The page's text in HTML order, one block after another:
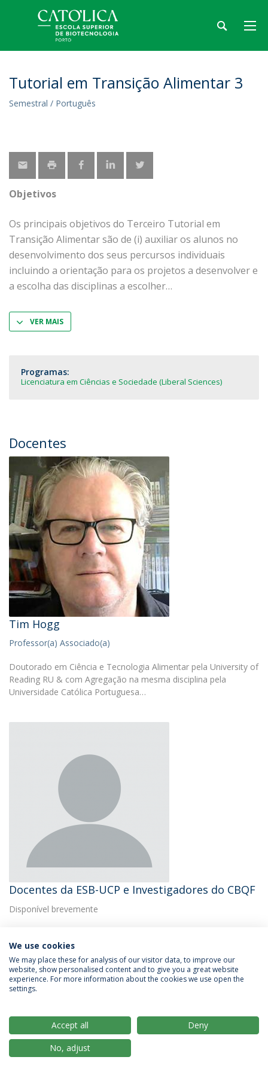
Tutorial em Transição Alimentar 3
Semestral / Português
Objetivos
Os principais objetivos do Terceiro Tutorial em
Transição Alimentar são de (i) auxiliar os alunos no
desenvolvimento dos seus percursos individuais
incluindo a orientação para os projetos a desenvolver e
a escolha das disciplinas a escolher
VER MAIS
Programas:
Licenciatura em Ciências e Sociedade (Liberal Sciences)
Docentes
Tim Hogg
Professor(a) Associado(a)
Doutorado em Ciência e Tecnologia Alimentar pela University of
Reading RU & com Agregação na mesma disciplina pela
Universidade Católica Portuguesa…
Docentes da ESB-UCP e Investigadores do CBQF
Disponível brevemente
Política de Privacidade
Termos & Condições
© 2026 Universidade Católica Portuguesa
We use cookies
We may place these for analysis of our visitor data, to improve our
website, show personalised content and to give you a great website
experience. For more information about the cookies we use open the
settings.
Accept all
Deny
No, adjust